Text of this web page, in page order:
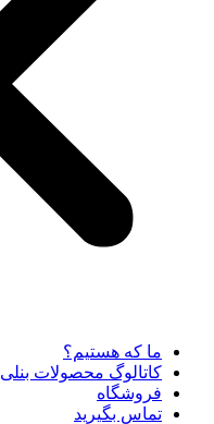
ما که هستیم؟
کاتالوگ محصولات بنلی
فروشگاه
تماس بگیرید